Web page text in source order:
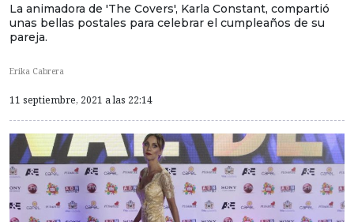
La animadora de 'The Covers', Karla Constant, compartió
unas bellas postales para celebrar el cumpleaños de su
pareja.
Erika Cabrera
11 septiembre, 2021 a las 22:14